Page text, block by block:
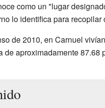
como un "lugar
lo identifica para recopilar
de 2010, en Carnuel
de aproximadamente 87.68